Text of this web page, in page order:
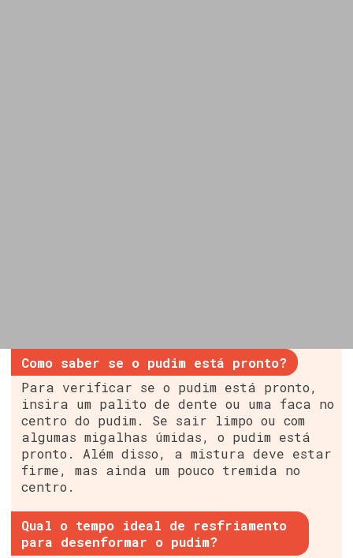
Como saber se o pudim está pronto?
Para verificar se o pudim está pronto,
insira um palito de dente ou uma faca no
centro do pudim. Se sair limpo ou com
algumas migalhas úmidas, o pudim está
pronto. Além disso, a mistura deve estar
firme, mas ainda um pouco tremida no
centro.
Qual o tempo ideal de resfriamento
para desenformar o pudim?